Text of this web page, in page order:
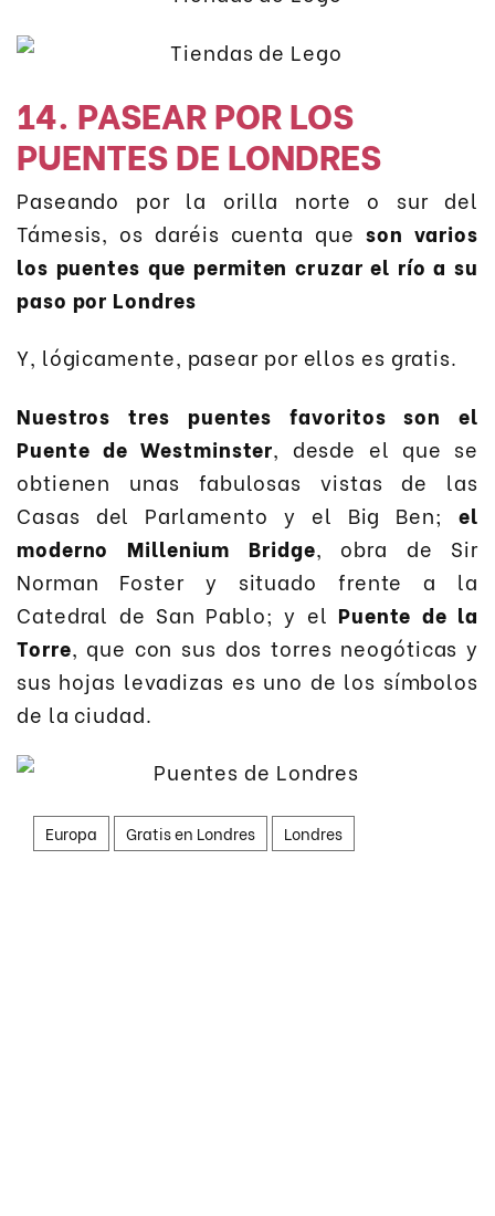
14. PASEAR POR LOS
PUENTES DE LONDRES
Paseando por la orilla norte o sur del
Támesis, os daréis cuenta que son varios
los puentes que permiten cruzar el río a su
paso por Londres
Y, lógicamente, pasear por ellos es gratis.
Nuestros tres puentes favoritos son el
Puente de Westminster, desde el que se
obtienen unas fabulosas vistas de las
Casas del Parlamento y el Big Ben;el
moderno Millenium Bridge, obra de Sir
Norman Foster y situado frente a la
Catedral de San Pablo; y el Puente de la
Torre, que con sus dos torres neogóticas y
sus hojas levadizas es uno de los símbolos
de la ciudad.
Europa Gratis en Londres Londres